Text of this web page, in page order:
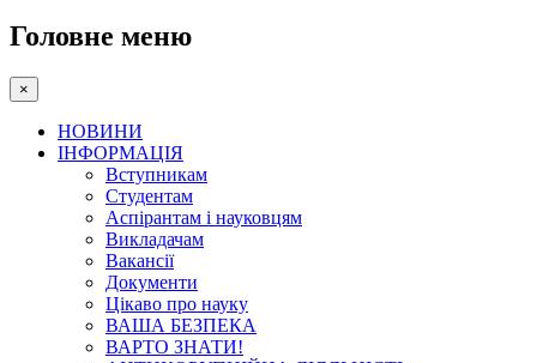
Головне меню
×
НОВИНИ
ІНФОРМАЦІЯ
Вступникам
Студентам
Аспірантам і науковцям
Викладачам
Вакансії
Документи
Цікаво про науку
ВАША БЕЗПЕКА
ВАРТО ЗНАТИ!